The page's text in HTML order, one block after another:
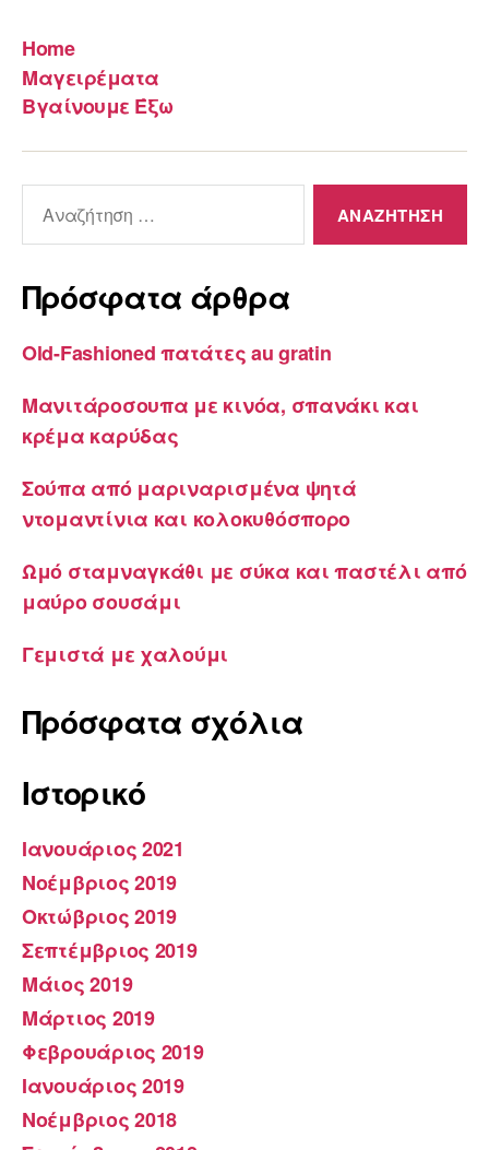
Home
Μαγειρέματα
Βγαίνουμε Έξω
για:
Πρόσφατα άρθρα
Old-Fashioned πατάτες au gratin
Μανιτάροσουπα με κινόα, σπανάκι και
κρέμα καρύδας
Σούπα από μαριναρισμένα ψητά
ντομαντίνια και κολοκυθόσπορο
Ωμό σταμναγκάθι με σύκα και παστέλι από
μαύρο σουσάμι
Γεμιστά με χαλούμι
Πρόσφατα σχόλια
Ιστορικό
Ιανουάριος 2021
Νοέμβριος 2019
Οκτώβριος 2019
Σεπτέμβριος 2019
Μάιος 2019
Μάρτιος 2019
Φεβρουάριος 2019
Ιανουάριος 2019
Νοέμβριος 2018